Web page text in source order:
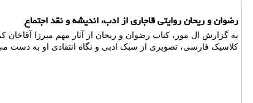
رضوان و ریحان روایتی قاجاری از ادب، اندیشه و نقد اجتماع
به گزارش ال مور، کتاب رضوان و ریحان از آثار مهم میرزا آقاخان
کلاسیک فارسی، تصویری از سبک ادبی و نگاه انتقادی او به دست